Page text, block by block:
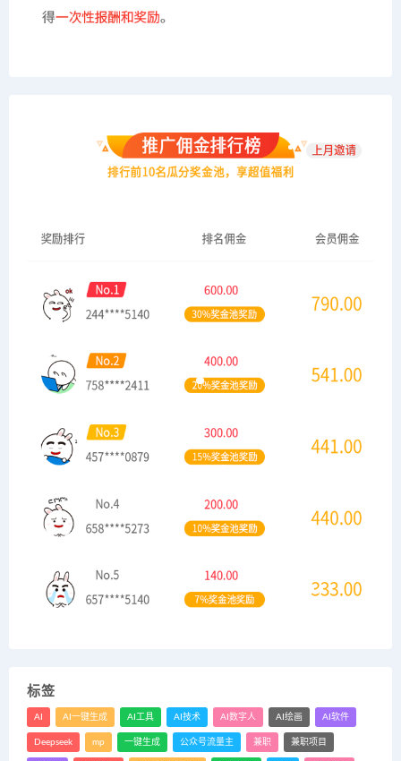
标签
AI AI一键生成 AI工具 AI技术 AI数字人 AI绘画 AI软件
Deepseek mp 一键生成 公众号流量主 兼职 兼职项目